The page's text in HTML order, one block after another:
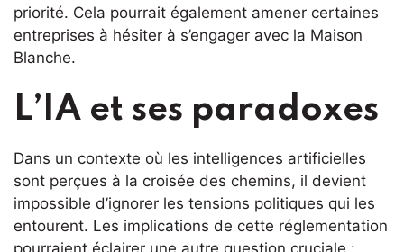
priorité. Cela pourrait également amener certaines
entreprises à hésiter à s’engager avec la Maison
Blanche.
L’IA et ses paradoxes
Dans un contexte où les intelligences artificielles
sont perçues à la croisée des chemins, il devient
impossible d’ignorer les tensions politiques qui les
entourent. Les implications de cette réglementation
pourraient éclairer une autre question cruciale :